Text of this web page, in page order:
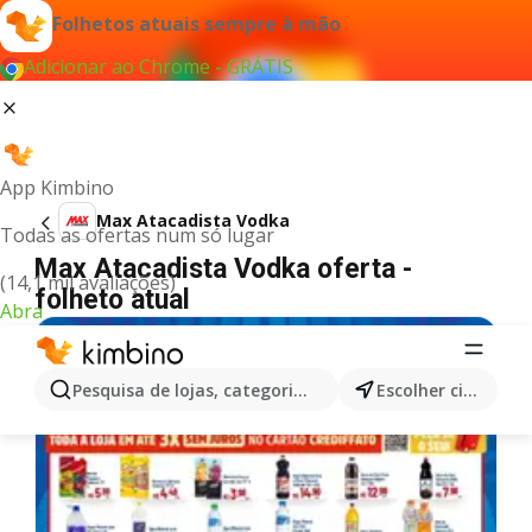
Folhetos atuais sempre à mão
Adicionar ao Chrome - GRÁTIS
App Kimbino
Todas as ofertas num só lugar
(14,1 mil avaliações)
Abra
Pesquisa de lojas, categorias,produtos... Escolher cidade
Max Atacadista Vodka
Max Atacadista Vodka oferta -
folheto atual